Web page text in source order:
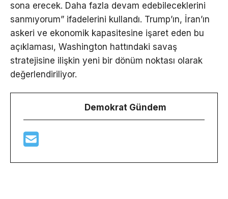
sona erecek. Daha fazla devam edebileceklerini
sanmıyorum” ifadelerini kullandı. Trump’ın, İran’ın
askeri ve ekonomik kapasitesine işaret eden bu
açıklaması, Washington hattındaki savaş
stratejisine ilişkin yeni bir dönüm noktası olarak
değerlendiriliyor.
Demokrat Gündem